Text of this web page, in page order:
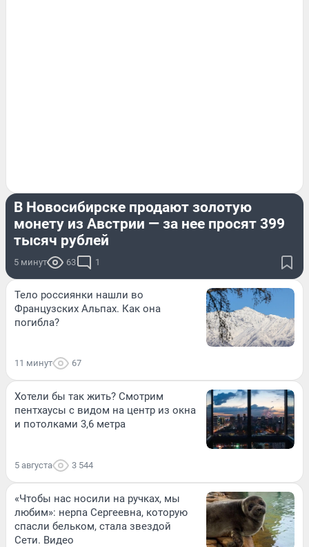
В Новосибирске продают золотую
монету из Австрии — за нее просят 399
тысяч рублей
5 минут 63 1
Тело россиянки нашли во
Французских Альпах. Как она
погибла?
11 минут 67
Хотели бы так жить? Смотрим
пентхаусы с видом на центр из окна
и потолками 3,6 метра
5 августа 3 544
«Чтобы нас носили на ручках, мы
любим»: нерпа Сергеевна, которую
спасли бельком, стала звездой
Сети. Видео